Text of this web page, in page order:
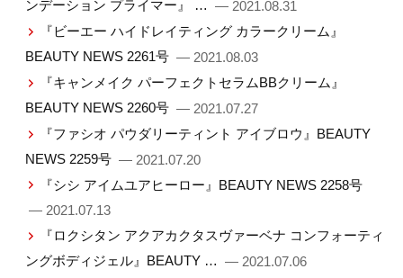
ンデーション プライマー』 … — 2021.08.31
『ビーエー ハイドレイティング カラークリーム』
BEAUTY NEWS 2261号 — 2021.08.03
『キャンメイク パーフェクトセラムBBクリーム』
BEAUTY NEWS 2260号 — 2021.07.27
『ファシオ パウダリーティント アイブロウ』BEAUTY
NEWS 2259号 — 2021.07.20
『シシ アイムユアヒーロー』BEAUTY NEWS 2258号
— 2021.07.13
『ロクシタン アクアカクタスヴァーベナ コンフォーティ
ングボディジェル』BEAUTY … — 2021.07.06